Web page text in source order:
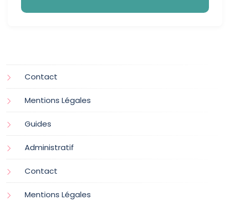
Contact
Mentions Légales
Guides
Administratif
Contact
Mentions Légales